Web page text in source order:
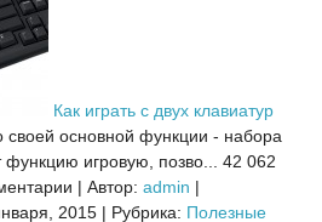
Как играть с двух клавиатур
своей основной функции - набора
функцию игровую, позво...
42 062
| Автор: admin |
2015 | Рубрика: Полезные